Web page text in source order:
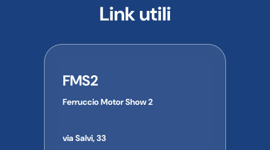
Link utili
FMS2
Ferruccio Motor Show 2
via Salvi, 33